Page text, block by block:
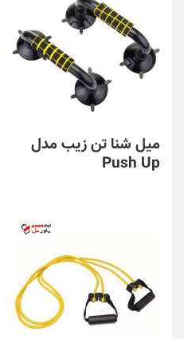
میل شنا تن زیب مدل
Push Up